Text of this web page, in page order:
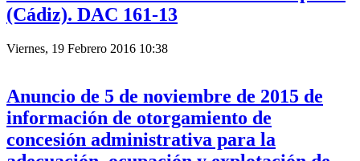
(Cádiz). DAC 161-13
Viernes, 19 Febrero 2016 10:38
Anuncio de 5 de noviembre de 2015 de
información de otorgamiento de
concesión administrativa para la